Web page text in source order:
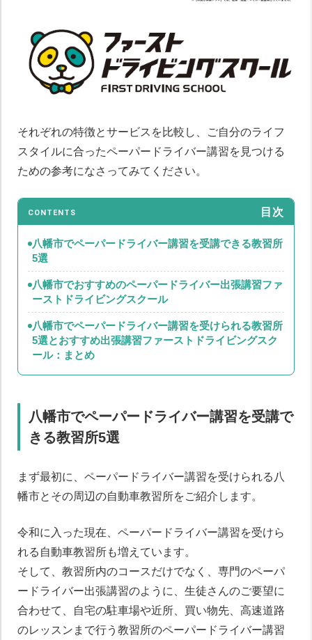
それぞれの特徴とサービスを比較し、ご自分のライフ
スタイルに合ったペーパードライバー講習を見つける
ための参考になさってみてください。
CONTENTS 目次
八幡市でペーパードライバー講習を受講できる教習所
5選
八幡市でおすすめのペーパードライバー出張講習ファ
ーストドライビングスクール
八幡市でペーパードライバー講習を受けられる教習所
5選とおすすめ出張講習ファーストドライビングスク
ール：まとめ
八幡市でペーパードライバー講習を受講で
きる教習所5選
まず最初に、ペーパードライバー講習を受けられる八
幡市とその周辺の自動車教習所をご紹介します。
令和に入った現在、ペーパードライバー講習を受けら
れる自動車教習所も増えています。
そして、教習所内のコースだけでなく、専門のペーパ
ードライバー出張講習のように、生徒さんのご要望に
合わせて、自宅の駐車場や近所、買い物先、高速道路
のレッスンまで行う教習所のペーパードライバー講習